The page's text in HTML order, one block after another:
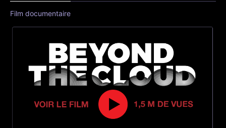
Film documentaire